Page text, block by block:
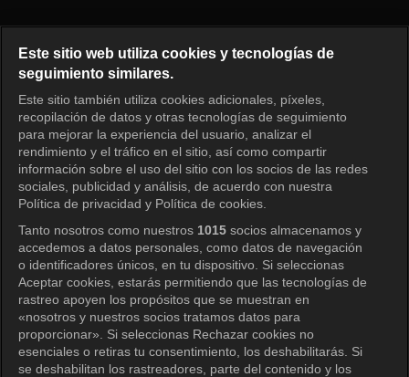
Iniciar sesión
Este sitio web utiliza cookies y tecnologías de
seguimiento similares.
Este sitio también utiliza cookies adicionales, píxeles,
recopilación de datos y otras tecnologías de seguimiento
para mejorar la experiencia del usuario, analizar el
rendimiento y el tráfico en el sitio, así como compartir
información sobre el uso del sitio con los socios de las redes
sociales, publicidad y análisis, de acuerdo con nuestra
Política de privacidad y Política de cookies.
Tanto nosotros como nuestros 1015 socios almacenamos y
accedemos a datos personales, como datos de navegación
o identificadores únicos, en tu dispositivo. Si seleccionas
Aceptar cookies, estarás permitiendo que las tecnologías de
rastreo apoyen los propósitos que se muestran en
«nosotros y nuestros socios tratamos datos para
proporcionar». Si seleccionas Rechazar cookies no
esenciales o retiras tu consentimiento, los deshabilitarás. Si
se deshabilitan los rastreadores, parte del contenido y los